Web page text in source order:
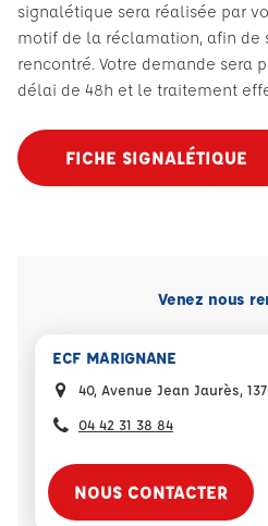
signalétique sera réalisée par
motif de la réclamation, afin
rencontré. Votre demande sera
délai de 48h et le traitement
FICHE SIGNALÉTIQUE
Venez nous
ECF MARIGNANE
40, Avenue Jean Jaurès,
04 42 31 38 84
NOUS CONTACTER